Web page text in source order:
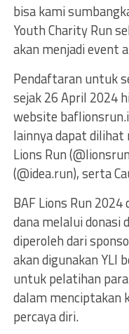
bisa kami
Youth Charity Run
akan menjadi event
Pendaftaran untuk
sejak 26 April 2024
website
lainnya dapat
Lions Run
(@idea.run), serta
BAF Lions Run
dana melalui donasi
diperoleh dari
akan digunakan YLI
untuk pelatihan
dalam menciptakan
percaya diri.